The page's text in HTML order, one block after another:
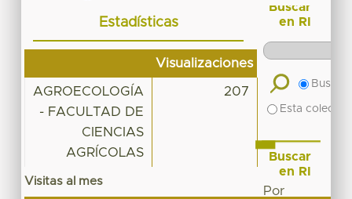
Estadísticas
Visualizaciones
AGROECOLOGÍA
- FACULTAD DE
CIENCIAS
AGRÍCOLAS
207
Visitas al mes
Buscar
en RI
Buscar
Esta
Buscar
en RI
Por